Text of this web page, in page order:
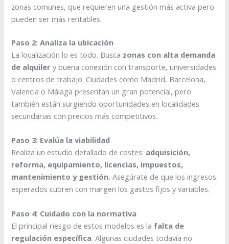
zonas comunes, que requieren una gestión más activa pero
pueden ser más rentables.
Paso 2: Analiza la ubicación
La localización lo es todo. Busca zonas con alta demanda
de alquiler y buena conexión con transporte, universidades
o centros de trabajo. Ciudades como Madrid, Barcelona,
Valencia o Málaga presentan un gran potencial, pero
también están surgiendo oportunidades en localidades
secundarias con precios más competitivos.
Paso 3: Evalúa la viabilidad
Realiza un estudio detallado de costes: adquisición,
reforma, equipamiento, licencias, impuestos,
mantenimiento y gestión. Asegúrate de que los ingresos
esperados cubren con margen los gastos fijos y variables.
Paso 4: Cuidado con la normativa
El principal riesgo de estos modelos es la falta de
regulación específica. Algunas ciudades todavía no